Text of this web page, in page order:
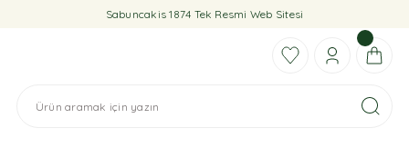
Sabuncakis 1874 Tek Resmi Web Sitesi